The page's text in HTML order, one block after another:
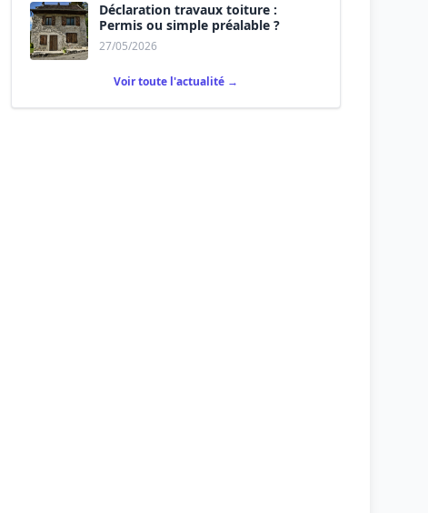
Déclaration travaux toiture :
Permis ou simple préalable ?
27/05/2026
Voir toute l'actualité →